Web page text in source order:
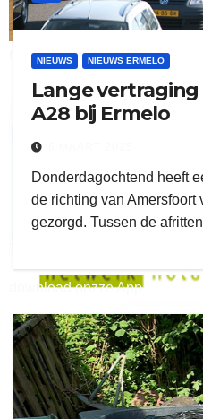
delangekortland
ruitengaparket
download onzze App
NIEUWS NIEUWS ERMELO
Lange
A28 bij Ermelo
Donderdagochtend heeft
de richting van Amersfoort
gezorgd. Tussen de